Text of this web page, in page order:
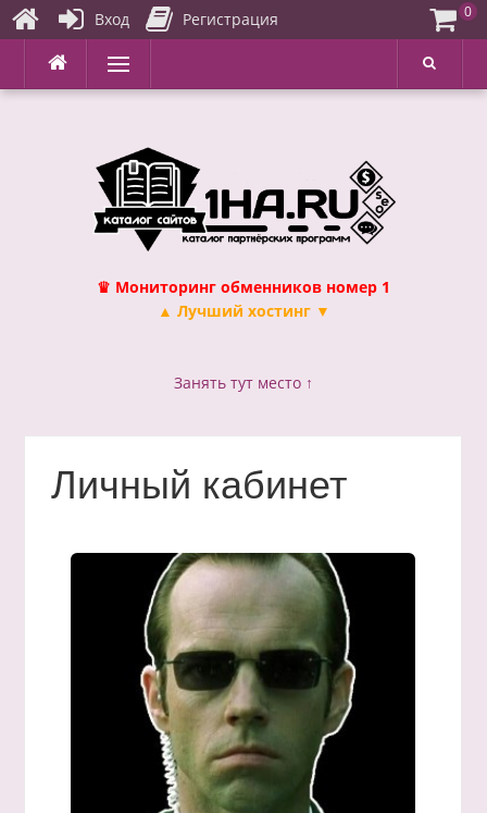
Перейти
содержимому
Меню
♛ Мониторинг обменников номер 1
▲ Лучший хостинг ▼
Занять тут место ↑
Личный кабинет
Вход Регистрация 0